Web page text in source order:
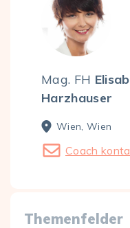
Mag. FH
Harzhauser
Wien, Wien
Coach
Themenfelder